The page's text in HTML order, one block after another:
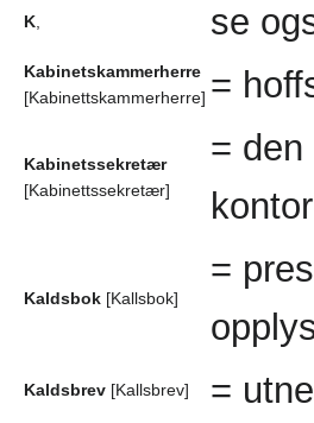
K, se
Kabinetskammerherre
[Kabinettskammerherre] =
Kabinetssekretær
[Kabinettssekretær]
=
Kaldsbok [Kallsbok]
=
Kaldsbrev [Kallsbrev] =